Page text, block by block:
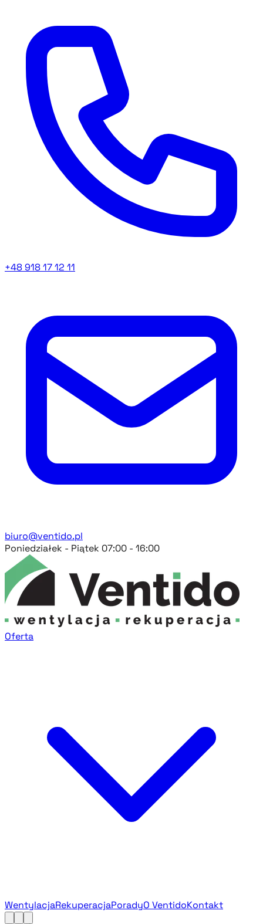
+48 918 17 12 11
biuro@ventido.pl
Poniedziałek - Piątek 07:00 - 16:00
Oferta
WentylacjaRekuperacjaPoradyO VentidoKontakt